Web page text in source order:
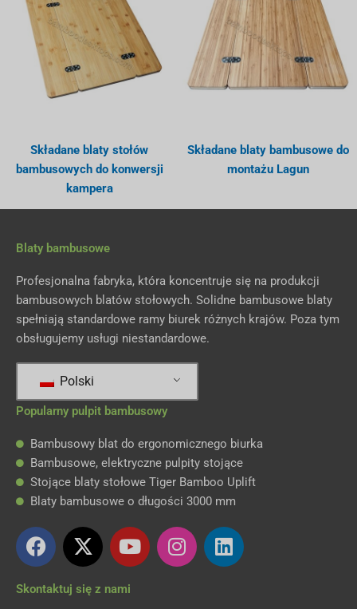
Składane blaty stołów
bambusowych do konwersji
kampera
Składane blaty bambusowe do
montażu Lagun
Blaty bambusowe
Profesjonalna fabryka, która koncentruje się na produkcji
bambusowych blatów stołowych. Solidne bambusowe blaty
spełniają standardowe ramy biurek różnych krajów. Poza tym
obsługujemy usługi niestandardowe.
Polski
Popularny pulpit bambusowy
Bambusowy blat do ergonomicznego biurka
Bambusowe, elektryczne pulpity stojące
Stojące blaty stołowe Tiger Bamboo Uplift
Blaty bambusowe o długości 3000 mm
F
a
e
X
-
w
y
o
t
I
n
L
i
Skontaktuj się z nami